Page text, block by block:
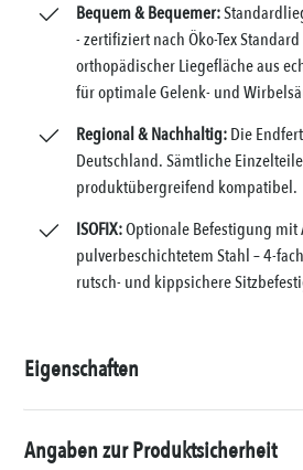
Bequem & Bequemer:
- zertifiziert nach Öko-Tex
orthopädischer Liegefläche aus
für optimale Gelenk- und
Regional & Nachhaltig:Die
Deutschland. Sämtliche
produktübergreifend kompatibel.
ISOFIX:Optionale Befestigung mit
pulverbeschichtetem Stahl – 4-
rutsch- und kippsichere
Eigenschaften
Angaben zur Produktsicherheit